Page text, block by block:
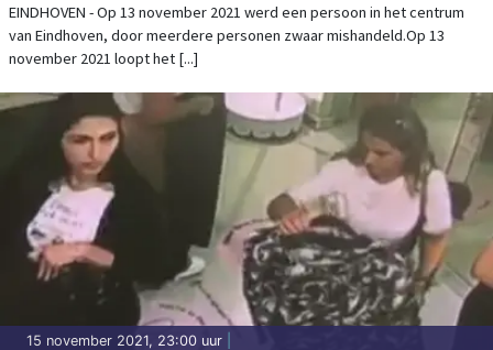
EINDHOVEN - Op 13 november 2021 werd een persoon in het centrum
van Eindhoven, door meerdere personen zwaar mishandeld.Op 13
november 2021 loopt het [...]
15 november 2021, 23:00 uur